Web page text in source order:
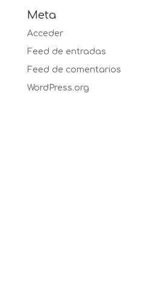
Meta
Acceder
Feed de entradas
Feed de comentarios
WordPress.org